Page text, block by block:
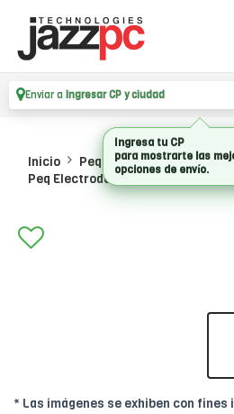
Enviar a Ingresar CP y ciudad
Inicio
Pequenos
Peq Electrodomestico
* Las imágenes se exhiben con
Ingresa tu CP
para mostrarte las
opciones de envío.